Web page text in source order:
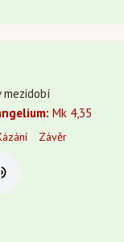
mezidobí
Mk 4,35
Závěr